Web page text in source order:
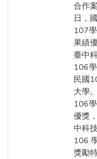
合作
日，
107
果績
臺中
106
民國
大學。
106
優獎
中科
106
獎勵